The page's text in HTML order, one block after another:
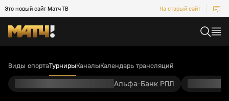
Это новый сайт Матч ТВ На старый сайт
Виды спортаТурнирыКаналыКалендарь трансляций
Альфа-Банк РПЛ